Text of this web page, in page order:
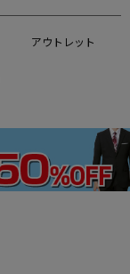
アウトレット